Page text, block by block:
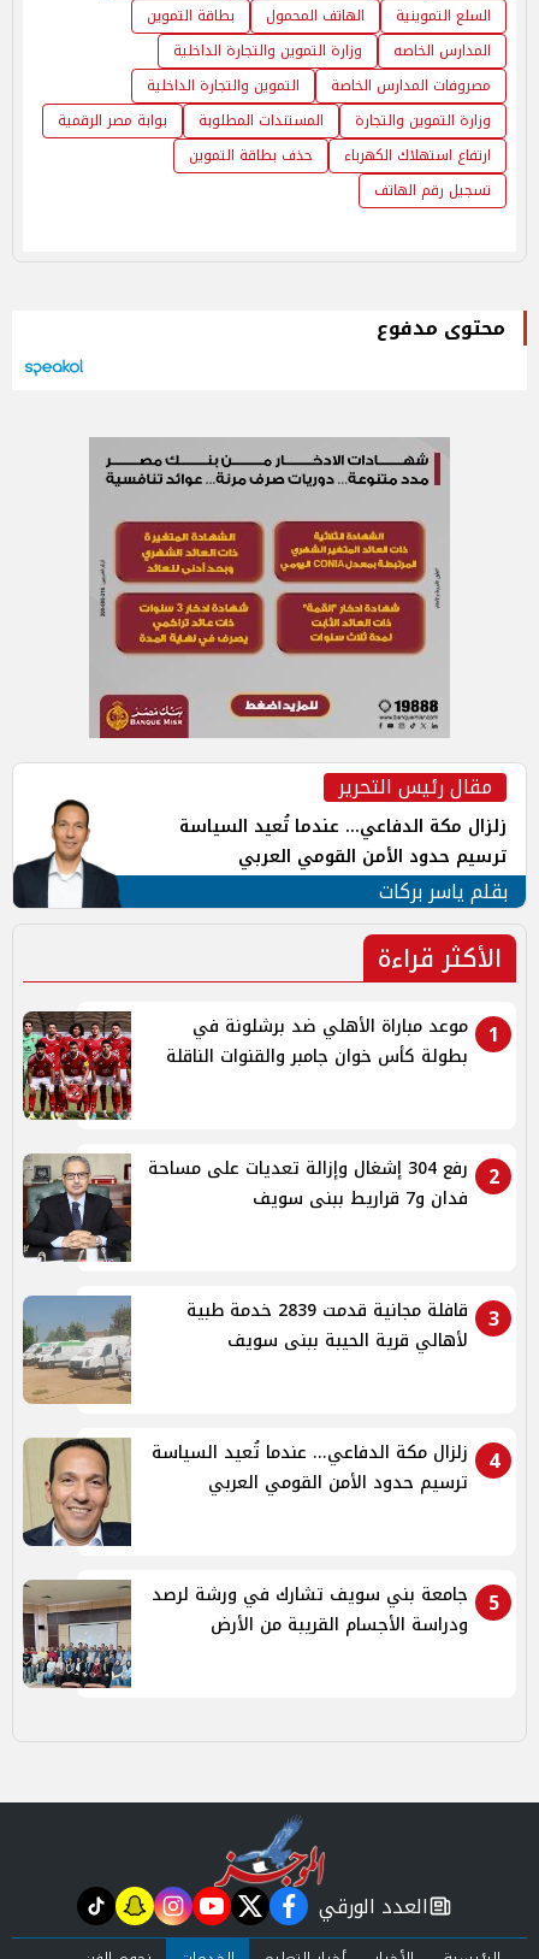
السلع التموينية
الهاتف المحمول
بطاقة التموين
المدارس الخاصه
وزارة التموين والتجارة الداخلية
مصروفات المدارس الخاصة
التموين والتجارة الداخلية
وزارة التموين والتجارة
المستندات المطلوبة
بوابة مصر الرقمية
ارتفاع استهلاك الكهرباء
حذف بطاقة التموين
تسجيل رقم الهاتف
محتوى مدفوع
مقال رئيس التحرير
زلزال مكة الدفاعي... عندما تُعيد السياسة
ترسيم حدود الأمن القومي العربي
بقلم ياسر بركات
الأكثر قراءة
1
موعد مباراة الأهلي ضد برشلونة في
بطولة كأس خوان جامبر والقنوات الناقلة
2
رفع 304 إشغال وإزالة تعديات على مساحة
فدان و7 قراريط ببنى سويف
3
قافلة مجانية قدمت 2839 خدمة طبية
لأهالي قرية الحيبة ببنى سويف
4
زلزال مكة الدفاعي... عندما تُعيد السياسة
ترسيم حدود الأمن القومي العربي
5
جامعة بني سويف تشارك في ورشة لرصد
ودراسة الأجسام القريبة من الأرض
newspaper
العدد الورقي facebook
twitter
youtube
instagram
snapchat
tiktok